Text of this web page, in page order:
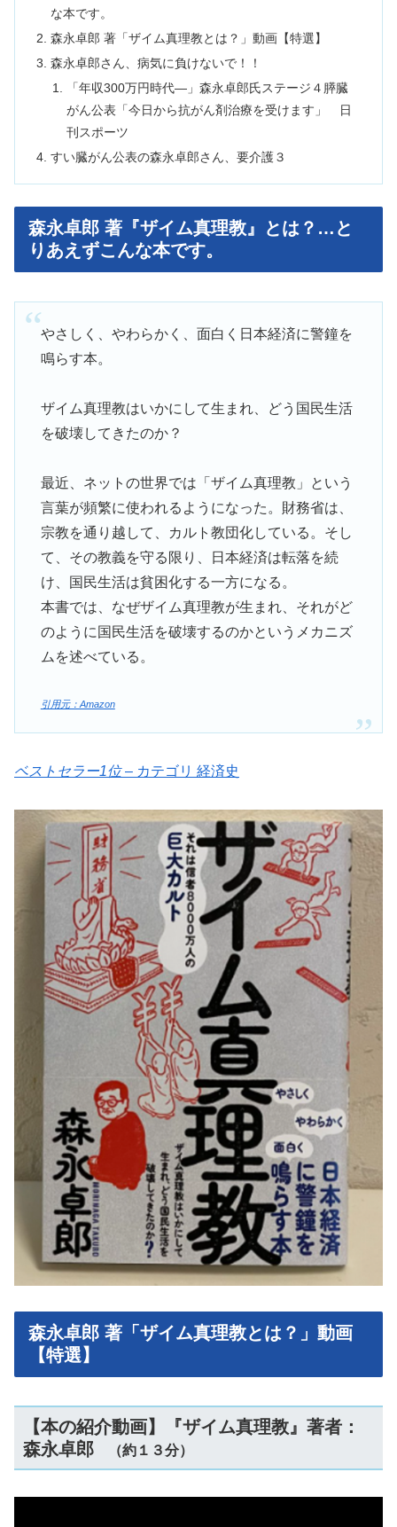
な本です。
森永卓郎 著「ザイム真理教とは？」動画【特選】
森永卓郎さん、病気に負けないで！！
「年収300万円時代―」森永卓郎氏ステージ４膵臓
がん公表「今日から抗がん剤治療を受けます」 日
刊スポーツ
すい臓がん公表の森永卓郎さん、要介護３
森永卓郎 著『ザイム真理教』とは？…と
りあえずこんな本です。
やさしく、やわらかく、面白く日本経済に警鐘を
鳴らす本。
ザイム真理教はいかにして生まれ、どう国民生活
を破壊してきたのか？
最近、ネットの世界では「ザイム真理教」という
言葉が頻繁に使われるようになった。財務省は、
宗教を通り越して、カルト教団化している。そし
て、その教義を守る限り、日本経済は転落を続
け、国民生活は貧困化する一方になる。
本書では、なぜザイム真理教が生まれ、それがど
のように国民生活を破壊するのかというメカニズ
ムを述べている。
引用元：Amazon
ベストセラー1位– カテゴリ 経済史
森永卓郎 著「ザイム真理教とは？」動画
【特選】
【本の紹介動画】『ザイム真理教』著者：
森永卓郎（約１３分）